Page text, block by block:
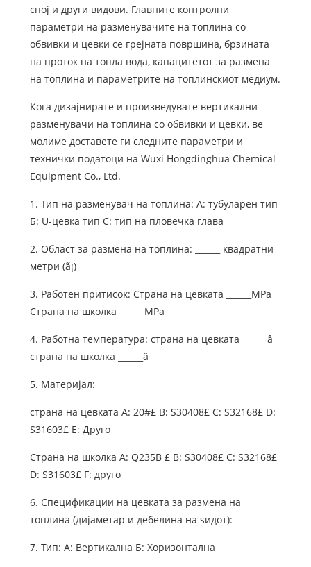
спој и други видови. Главните контролни
параметри на разменувачите на топлина со
обвивки и цевки се грејната површина, брзината
на проток на топла вода, капацитетот за размена
на топлина и параметрите на топлинскиот медиум.
Кога дизајнирате и произведувате вертикални
разменувачи на топлина со обвивки и цевки, ве
молиме доставете ги следните параметри и
технички податоци на Wuxi Hongdinghua Chemical
Equipment Co., Ltd.
1. Тип на разменувач на топлина: А: тубуларен тип
Б: U-цевка тип C: тип на пловечка глава
2. Област за размена на топлина: ______ квадратни
метри (ã¡)
3. Работен притисок: Страна на цевката ______MPa
Страна на школка ______MPa
4. Работна температура: страна на цевката ______â
страна на школка ______â
5. Материјал:
страна на цевката A: 20#£ B: S30408£ C: S32168£ D:
S31603£ E: Друго
Страна на школка A: Q235B £ B: S30408£ C: S32168£
D: S31603£ F: друго
6. Спецификации на цевката за размена на
топлина (дијаметар и дебелина на ѕидот):
7. Тип: А: Вертикална Б: Хоризонтална